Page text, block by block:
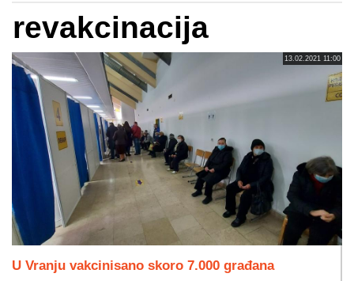
revakcinacija
13.02.2021 11:00
U Vranju vakcinisano skoro 7.000 građana